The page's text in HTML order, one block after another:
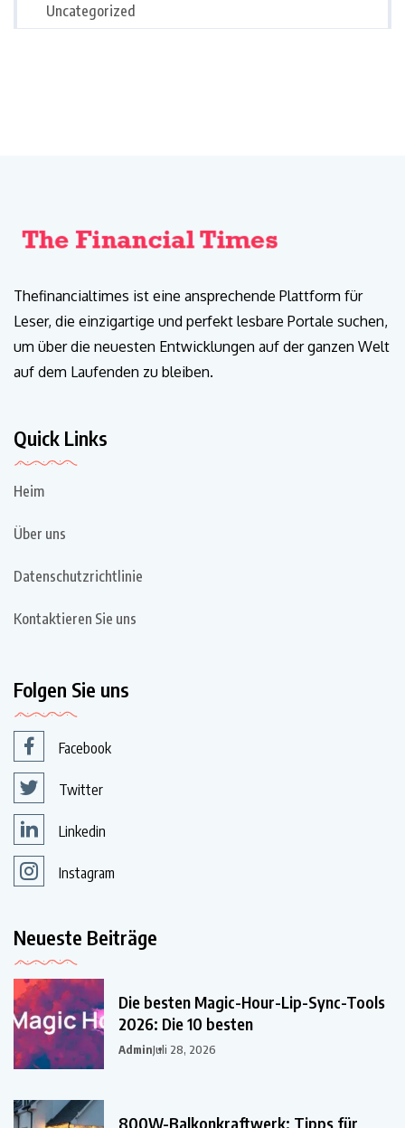
Uncategorized
Thefinancialtimes ist eine ansprechende Plattform für
Leser, die einzigartige und perfekt lesbare Portale suchen,
um über die neuesten Entwicklungen auf der ganzen Welt
auf dem Laufenden zu bleiben.
Quick Links
Heim
Über uns
Datenschutzrichtlinie
Kontaktieren Sie uns
Folgen Sie uns
Facebook
Twitter
Linkedin
Instagram
Neueste Beiträge
Die besten Magic-Hour-Lip-Sync-Tools
2026: Die 10 besten
AdminJuli 28, 2026
800W-Balkonkraftwerk: Tipps für